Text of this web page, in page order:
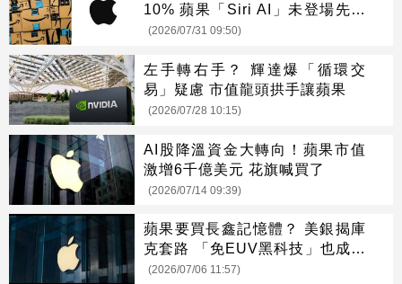
10% 蘋果「Siri AI」未登場先摔
8%
(2026/07/31 09:50)
左手轉右手？ 輝達爆「循環交
易」疑慮 市值龍頭拱手讓蘋果
(2026/07/28 10:15)
AI股降溫資金大轉向！蘋果市值
激增6千億美元 花旗喊買了
(2026/07/14 09:39)
蘋果要買長鑫記憶體？ 美銀揭庫
克套路 「免EUV黑科技」也成誘
因
(2026/07/06 11:57)